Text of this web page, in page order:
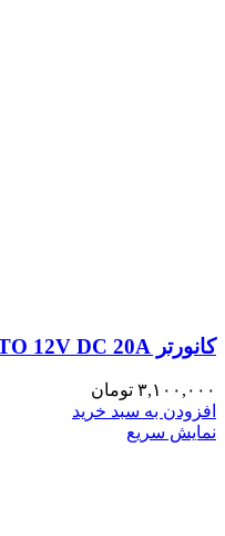
کانورتر 24V DC TO 12V DC 20A
۳,۱۰۰,۰۰۰ تومان
افزودن به سبد خرید
نمایش سریع